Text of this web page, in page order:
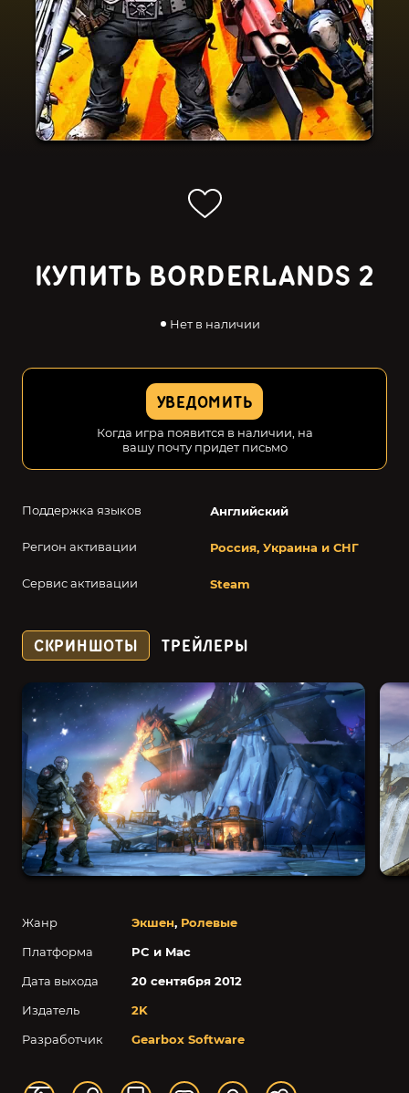
КУПИТЬ BORDERLANDS 2
Нет в наличии
УВЕДОМИТЬ
Когда игра появится в наличии, на
вашу почту придет письмо
Поддержка языков Английский
Регион активации Россия, Украина и СНГ
Сервис активации Steam
Жанр Экшен, Ролевые
Платформа
PC и Mac
Дата выхода
20 сентября 2012
Издатель
2K
Разработчик
Gearbox Software
СКРИНШОТЫ ТРЕЙЛЕРЫ